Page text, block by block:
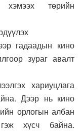
төрийн
гадаадын кино
зураг авалт
хариуцлага
Дээр нь кино
орлогын албан
хүсч байна.